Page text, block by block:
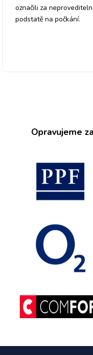
označili za
podstatě na počkání.
Opravujeme